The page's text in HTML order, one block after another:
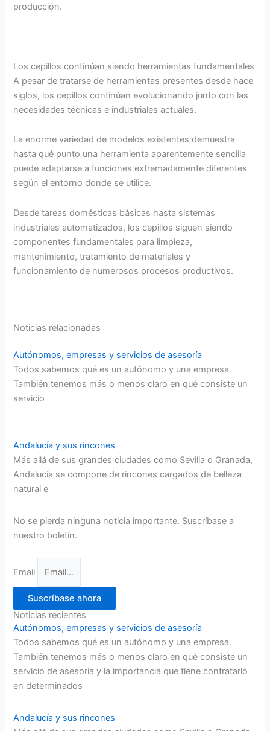
producción.
Los cepillos continúan siendo herramientas fundamentales
A pesar de tratarse de herramientas presentes desde hace
siglos, los cepillos continúan evolucionando junto con las
necesidades técnicas e industriales actuales.
La enorme variedad de modelos existentes demuestra
hasta qué punto una herramienta aparentemente sencilla
puede adaptarse a funciones extremadamente diferentes
según el entorno donde se utilice.
Desde tareas domésticas básicas hasta sistemas
industriales automatizados, los cepillos siguen siendo
componentes fundamentales para limpieza,
mantenimiento, tratamiento de materiales y
funcionamiento de numerosos procesos productivos.
Noticias relacionadas
Autónomos, empresas y servicios de asesoría
Todos sabemos qué es un autónomo y una empresa.
También tenemos más o menos claro en qué consiste un
servicio
Andalucía y sus rincones
Más allá de sus grandes ciudades como Sevilla o Granada,
Andalucía se compone de rincones cargados de belleza
natural e
No se pierda ninguna noticia importante. Suscríbase a
nuestro boletín.
Email
Suscríbase ahora
Noticias recientes
Autónomos, empresas y servicios de asesoría
Todos sabemos qué es un autónomo y una empresa.
También tenemos más o menos claro en qué consiste un
servicio de asesoría y la importancia que tiene contratarlo
en determinados
Andalucía y sus rincones